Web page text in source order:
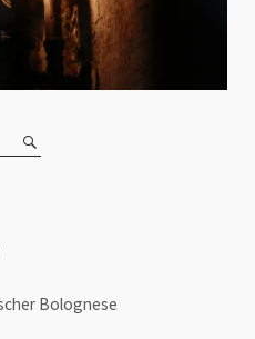
Bolognese